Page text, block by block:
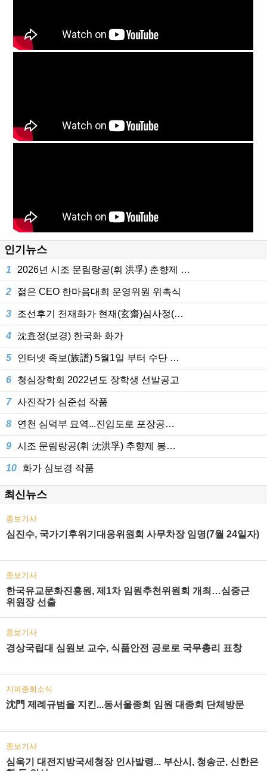
인기뉴스
1 2026년 시조 문림랑공(휘 洪孚) 춘향제 …
2 젊은 CEO 한마음대회 운영위원 위촉식
3 조선후기 천재화가 현재(玄齋)심사정(…
4 沈효정(보경) 한국화 화가
5 인터넷 족보(族譜) 5월1일 부터 수단 …
6 청심장학회 2022년도 장학생 선발공고
7 사진작가 심준섭 작품
8 연천 심덕부 묘역...진입도로 포장공…
9 시조 문림랑공(휘 沈洪孚) 추향제 봉…
10 화가 심보경 작품
최신뉴스
종보기사
심진수, 국가기후위기대응위원회 사무차장 임명(7월 24일자)
종보기사
한국유교문화진흥원, 제1차 임원추천위원회 개최…심중근
위원장 선출
종보기사
경상국립대 심원보 교수, 식품안전 공로로 국무총리 표창
지파종회소식
沈門 제례규범을 지킨...동서울종회 임원 대종회 단체방문
종보기사
심욱기 대전지방국세청장 인사발령... 부산시, 청송군, 신한은